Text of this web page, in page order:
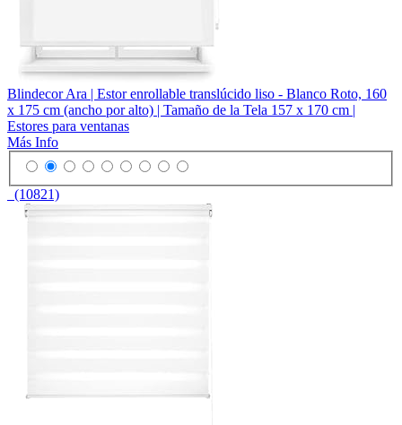
Blindecor Ara | Estor enrollable translúcido liso - Blanco Roto, 160
x 175 cm (ancho por alto) | Tamaño de la Tela 157 x 170 cm |
Estores para ventanas
Más Info
(10821)